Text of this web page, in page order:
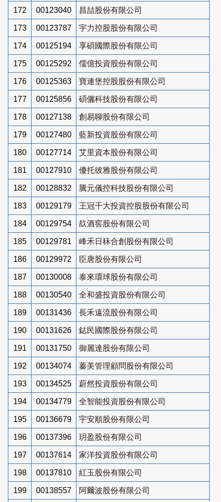
172 00123040 昌喆股份有限公司
173 00123787 宇力控股股份有限公司
174 00125194 享碩國際股份有限公司
175 00125292 儒億投資股份有限公司
176 00125363 寶連堡控股股份有限公司
177 00125856 碩儷科技股份有限公司
178 00127138 創易聊股份有限公司
179 00127480 藍新投資股份有限公司
180 00127714 艾里資本股份有限公司
181 00127910 優托彼雅股份有限公司
182 00128832 騰元儀控科技股份有限公司
183 00129179 王冠千大投資控股股份有限公司
184 00129754 镹酒窖股份有限公司
185 00129781 峰禾日秝合創股份有限公司
186 00129972 臣唐股份有限公司
187 00130008 泰來環球股份有限公司
188 00130540 全和盛投資股份有限公司
189 00131436 長禾遠流股份有限公司
190 00131626 鋕民國際股份有限公司
191 00131750 御麗達股份有限公司
192 00134074 蓁美管理顧問股份有限公司
193 00134525 蔚然投資股份有限公司
194 00134779 全智能投資股份有限公司
195 00136679 宇安順股份有限公司
196 00137396 玥盈股份有限公司
197 00137614 家洋投資股份有限公司
198 00137810 紅玉股份有限公司
199 00138557 阿爾波股份有限公司